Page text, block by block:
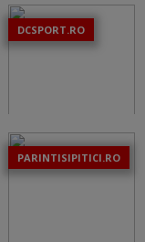
DCSPORT.RO
PARINTISIPITICI.RO